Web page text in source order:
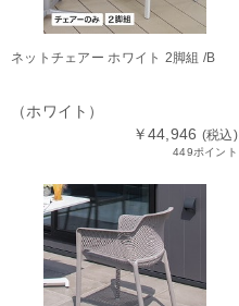
ネットチェアー ホワイト 2脚組 /B
（ホワイト）
￥44,946 (税込)
449ポイント